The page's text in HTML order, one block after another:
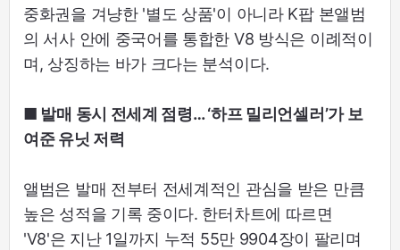
중화권을 겨냥한 '별도 상품'이 아니라 K팝 본앨범
의 서사 안에 중국어를 통합한 V8 방식은 이례적이
며, 상징하는 바가 크다는 분석이다.
■ 발매 동시 전세계 점령… ‘하프 밀리언셀러’가 보
여준 유닛 저력
앨범은 발매 전부터 전세계적인 관심을 받은 만큼
높은 성적을 기록 중이다. 한터차트에 따르면
'V8'은 지난 1일까지 누적 55만 9904장이 팔리며